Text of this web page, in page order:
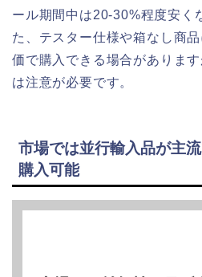
ール期間中は20-30%程度安く
た、テスター仕様や箱なし商
価で購入できる場合がありま
は注意が必要です。
市場では並行輸入品が主
購入可能